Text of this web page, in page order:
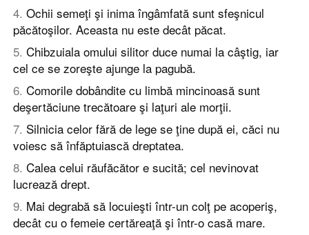
4. Ochii semeţi şi inima îngâmfată sunt sfeşnicul
păcătoşilor. Aceasta nu este decât păcat.
5. Chibzuiala omului silitor duce numai la câştig, iar
cel ce se zoreşte ajunge la pagubă.
6. Comorile dobândite cu limbă mincinoasă sunt
deşertăciune trecătoare şi laţuri ale morţii.
7. Silnicia celor fără de lege se ţine după ei, căci nu
voiesc să înfăptuiască dreptatea.
8. Calea celui răufăcător e sucită; cel nevinovat
lucrează drept.
9. Mai degrabă să locuieşti într-un colţ pe acoperiş,
decât cu o femeie certăreaţă şi într-o casă mare.